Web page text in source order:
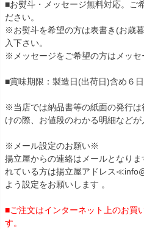
■お熨斗・メッセージ無料対応。ご
ださい。
※お熨斗を希望の方は表書き(お歳
入下さい。
※メッセージをご希望の方はメッセ
■賞味期限：製造日(出荷日)含め６
※当店では納品書等の紙面の発行
けの際、お値段のわかる明細などが
※メール設定のお願い※
揚立屋からの連絡はメールとなり
れている方は揚立屋アドレス
よう設定をお願いします 。
■ご注文はインターネット上のお買
す。